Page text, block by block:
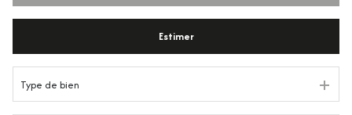
Du neuf
De l'immo pro
Estimer
Type de bien